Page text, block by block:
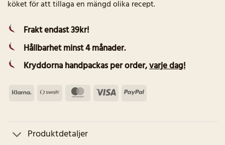
köket för att tillaga en mängd olika recept.
Frakt endast 39kr!
Hållbarhet minst 4 månader.
Kryddorna handpackas per order,varje dag!
Klarna Swish
MasterCard
Visa PayPal
Produktdetaljer